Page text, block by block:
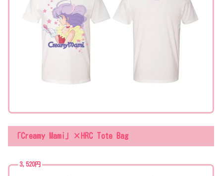
「Creamy Mami」×HRC Tote Bag
3,520円